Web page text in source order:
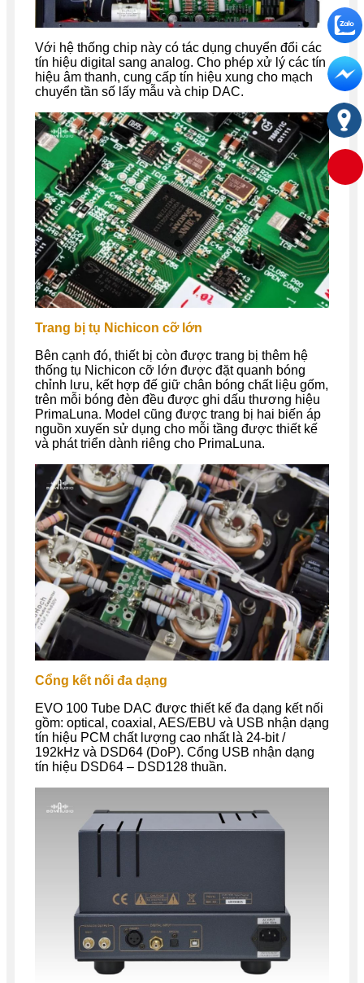
Với hệ thống chip này có tác dụng chuyển đổi các
tín hiệu digital sang analog. Cho phép xử lý các tín
hiệu âm thanh, cung cấp tín hiệu xung cho mạch
chuyển tần số lấy mẫu và chip DAC.
Trang bị tụ Nichicon cỡ lớn
Bên cạnh đó, thiết bị còn được trang bị thêm hệ
thống tụ Nichicon cỡ lớn được đặt quanh bóng
chỉnh lưu, kết hợp đế giữ chân bóng chất liệu gốm,
trên mỗi bóng đèn đều được ghi dấu thương hiệu
PrimaLuna. Model cũng được trang bị hai biến áp
nguồn xuyến sử dụng cho mỗi tầng được thiết kế
và phát triển dành riêng cho PrimaLuna.
Cổng kết nối đa dạng
EVO 100 Tube DAC được thiết kế đa dạng kết nối
gồm: optical, coaxial, AES/EBU và USB nhận dạng
tín hiệu PCM chất lượng cao nhất là 24-bit /
192kHz và DSD64 (DoP). Cổng USB nhận dạng
tín hiệu DSD64 – DSD128 thuần.